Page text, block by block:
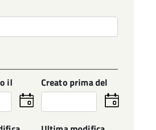
il
Seleziona
la
Creato prima del
Seleziona
la